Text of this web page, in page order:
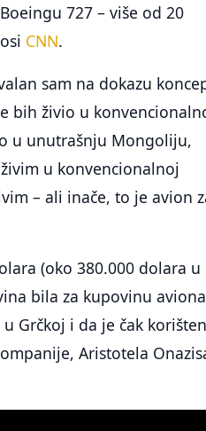
727 – više od 20
CNN.
sam na dokazu
bih živio u
u unutrašnju Mongoliju,
u konvencionalnoj
– ali inače, to je avion
(oko 380.000 dolara u
bila za kupovinu
Grčkoj i da je čak
Aristotela